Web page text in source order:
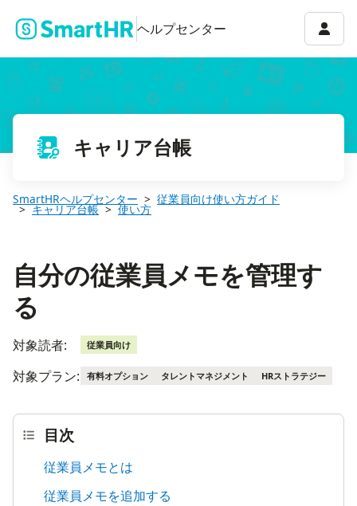
ヘルプセンター アカ
キャリア台帳
SmartHRヘルプセンター 従業員向け使い方ガイド
キャリア台帳 使い方
自分の従業員メモを管理す
る
対象読者: 従業員向け
対象プラン: 有料オプション タレントマネジメント HRストラテジー
目次
従業員メモとは
従業員メモを追加する